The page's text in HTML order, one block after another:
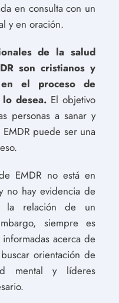
en consulta con un
y en oración.
de la salud
son cristianos y
el proceso de
desea. El objetivo
personas a sanar y
puede ser una
EMDR no está en
no hay evidencia de
la relación de un
siempre es
acerca de
orientación de
mental y líderes